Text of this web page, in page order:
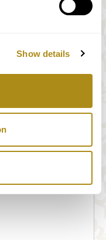
Show details
Después de
de pedido, será
pagos STRIPE para
Si no recibe una
de los 5